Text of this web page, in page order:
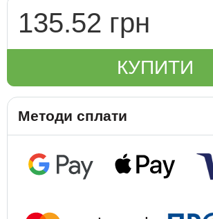
135.52 грн
КУПИТИ
Методи сплати